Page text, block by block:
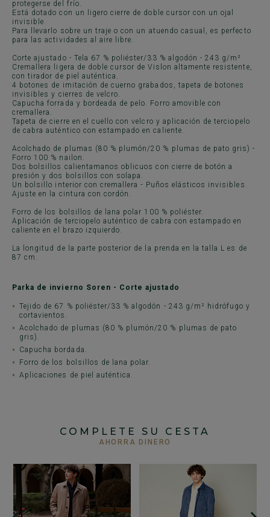
protegerse del frío.
Está dotado con un ligero cierre de doble cursor con un ojal
invisible.
Para llevarlo sobre un traje o con un atuendo casual, es perfecto
para las actividades al aire libre.
Corte ajustado - Tela 67 % poliéster/33 % algodón - 243 g/m²
Cremallera ligera de doble cursor de Vislon altamente resistente,
con tirador de piel auténtica.
4 botones de imitación de cuerno grabados, tapeta de botones
invisibles y cierres de velcro.
Capucha forrada y bordeada de pelo. Forro amovible con
cremallera.
Tapeta de cierre en el cuello con velcro y aplicación de terciopelo
de cabra auténtico con estampado en caliente.
Acolchado de plumas (80 % plumón/20 % plumas de pato gris) -
Forro 100 % nailon.
Dos bolsillos calientamanos oblicuos con cierre de botón a
presión y dos bolsillos con solapa.
Un bolsillo interior con cremallera - Puños elásticos invisibles.
Ajuste en la cintura con cordón.
Forro de los bolsillos de lana polar 100 % poliéster.
Aplicación de terciopelo auténtico de cabra con estampado en
caliente en el brazo izquierdo.
La longitud de la parte posterior de la prenda en la talla L es de
87 cm.
Parka de invierno Soren - Corte ajustado
Tejido de 67 % poliéster/33 % algodón - 243 g/m² hidrófugo y
cortavientos.
Acolchado de plumas (80 % plumón/20 % plumas de pato
gris).
Capucha bordada.
Forro de los bolsillos de lana polar.
Aplicaciones de piel auténtica.
COMPLETE SU CESTA
AHORRA DINERO